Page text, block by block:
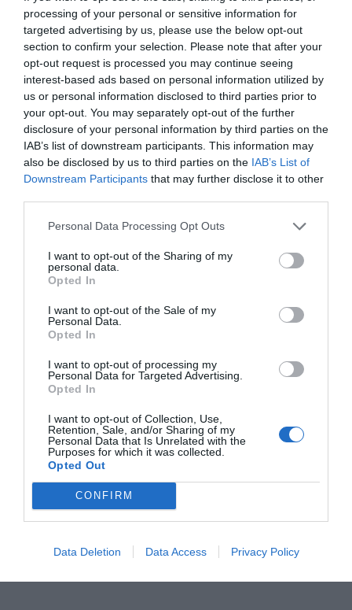
processing of your personal or sensitive information for
targeted advertising by us, please use the below opt-out
section to confirm your selection. Please note that after your
opt-out request is processed you may continue seeing
interest-based ads based on personal information utilized by
us or personal information disclosed to third parties prior to
your opt-out. You may separately opt-out of the further
disclosure of your personal information by third parties on the
IAB’s list of downstream participants. This information may
also be disclosed by us to third parties on the IAB’s List of
Downstream Participants that may further disclose it to other
Personal Data Processing Opt Outs
I want to opt-out of the Sharing of my
personal data.
Opted In
I want to opt-out of the Sale of my
Personal Data.
Opted In
I want to opt-out of processing my
Personal Data for Targeted Advertising.
Opted In
I want to opt-out of Collection, Use,
Retention, Sale, and/or Sharing of my
Personal Data that Is Unrelated with the
Purposes for which it was collected.
Opted Out
CONFIRM
Data Deletion Data Access Privacy Policy
Villar afegeix: "Una part important del nostre
model de negoci és rebre crítiques constants dels
nostres clients per saber quin aspecte podem
millorar, però la veritat és que sempre obtenim
valoracions positives".
És el primer restaurant que obren junts i el
projecte, que els va costar una inversió de prop
de 200.000 euros, encara no ha vist els números
negres. Però no amaguen que els encantaria fer
créixer la seva societat i, potser, encarar-se cap a
midó: els cafès artesanals."Hem aconseguit
que The Paella Club celebri el seu primer any de
forma exitosa i, en un futur, ens encantaria obrir
un altre junts". A la Barcelona dels cinc milions de
pressupost en restauració tot és possible.
AfegirVIA Empresacom a font preferida de
Google de forma gratuïta
Estigues informat amb les últimes notícies d'actualitat
ACTIVAR ARA